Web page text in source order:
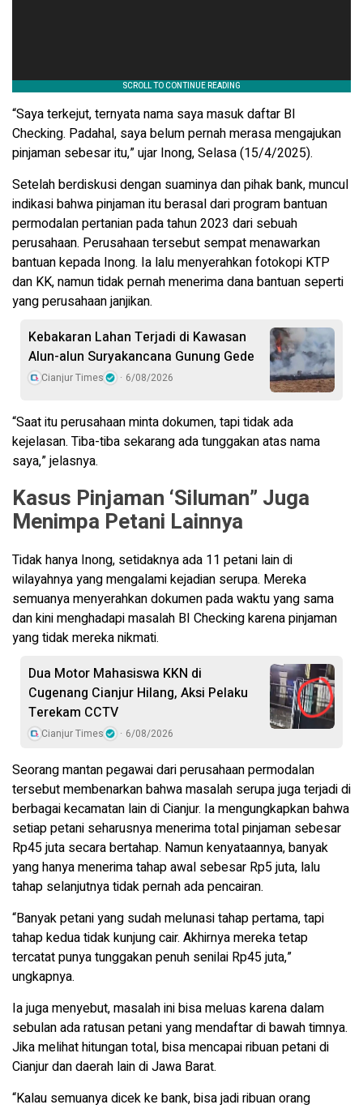
“Saya terkejut, ternyata nama saya masuk daftar BI
Checking. Padahal, saya belum pernah merasa mengajukan
pinjaman sebesar itu,” ujar Inong, Selasa (15/4/2025).
Setelah berdiskusi dengan suaminya dan pihak bank, muncul
indikasi bahwa pinjaman itu berasal dari program bantuan
permodalan pertanian pada tahun 2023 dari sebuah
perusahaan. Perusahaan tersebut sempat menawarkan
bantuan kepada Inong. Ia lalu menyerahkan fotokopi KTP
dan KK, namun tidak pernah menerima dana bantuan seperti
yang perusahaan janjikan.
Kebakaran Lahan Terjadi di Kawasan
Alun-alun Suryakancana Gunung Gede
Cianjur Times 6/08/2026
“Saat itu perusahaan minta dokumen, tapi tidak ada
kejelasan. Tiba-tiba sekarang ada tunggakan atas nama
saya,” jelasnya.
Kasus Pinjaman ‘Siluman” Juga
Menimpa Petani Lainnya
Tidak hanya Inong, setidaknya ada 11 petani lain di
wilayahnya yang mengalami kejadian serupa. Mereka
semuanya menyerahkan dokumen pada waktu yang sama
dan kini menghadapi masalah BI Checking karena pinjaman
yang tidak mereka nikmati.
Dua Motor Mahasiswa KKN di
Cugenang Cianjur Hilang, Aksi Pelaku
Terekam CCTV
Cianjur Times 6/08/2026
Seorang mantan pegawai dari perusahaan permodalan
tersebut membenarkan bahwa masalah serupa juga terjadi di
berbagai kecamatan lain di Cianjur. Ia mengungkapkan bahwa
setiap petani seharusnya menerima total pinjaman sebesar
Rp45 juta secara bertahap. Namun kenyataannya, banyak
yang hanya menerima tahap awal sebesar Rp5 juta, lalu
tahap selanjutnya tidak pernah ada pencairan.
“Banyak petani yang sudah melunasi tahap pertama, tapi
tahap kedua tidak kunjung cair. Akhirnya mereka tetap
tercatat punya tunggakan penuh senilai Rp45 juta,”
ungkapnya.
Ia juga menyebut, masalah ini bisa meluas karena dalam
sebulan ada ratusan petani yang mendaftar di bawah timnya.
Jika melihat hitungan total, bisa mencapai ribuan petani di
Cianjur dan daerah lain di Jawa Barat.
“Kalau semuanya dicek ke bank, bisa jadi ribuan orang